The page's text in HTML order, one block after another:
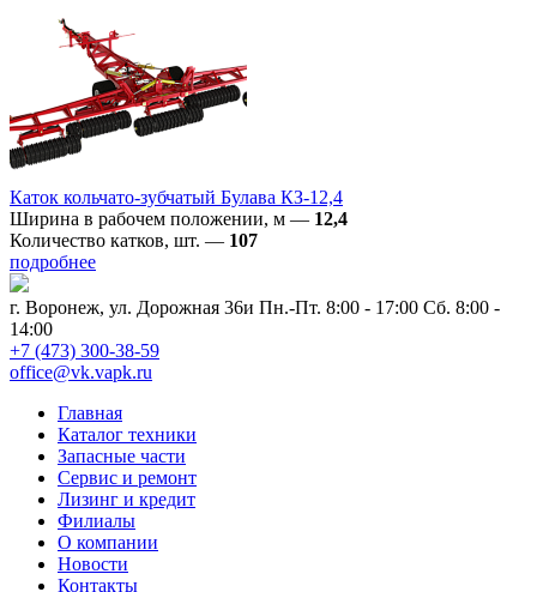
Каток кольчато-зубчатый Булава КЗ-12,4
Ширина в рабочем положении, м — 12,4
Количество катков, шт. — 107
подробнее
г. Воронеж, ул. Дорожная 36и Пн.-Пт. 8:00 - 17:00 Сб. 8:00 -
14:00
+7 (473) 300-38-59
office@vk.vapk.ru
Главная
Каталог техники
Запасные части
Сервис и ремонт
Лизинг и кредит
Филиалы
О компании
Новости
Контакты